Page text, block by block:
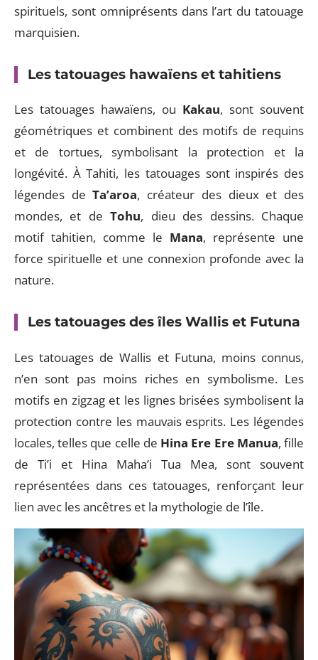
spirituels, sont omniprésents dans l’art du tatouage
marquisien.
Les tatouages hawaïens et tahitiens
Les tatouages hawaïens, ou Kakau, sont souvent
géométriques et combinent des motifs de requins
et de tortues, symbolisant la protection et la
longévité. À Tahiti, les tatouages sont inspirés des
légendes deTa’aroa, créateur des dieux et des
mondes, et deTohu, dieu des dessins. Chaque
motif tahitien, comme le Mana, représente une
force spirituelle et une connexion profonde avec la
nature.
Les tatouages des îles Wallis et Futuna
Les tatouages de Wallis et Futuna, moins connus,
n’en sont pas moins riches en symbolisme. Les
motifs en zigzag et les lignes brisées symbolisent la
protection contre les mauvais esprits. Les légendes
locales, telles que celle de Hina Ere Ere Manua, fille
de Ti’i et Hina Maha’i Tua Mea, sont souvent
représentées dans ces tatouages, renforçant leur
lien avec les ancêtres et la mythologie de l’île.